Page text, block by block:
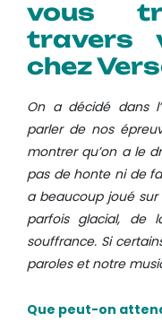
vous
travers
chez
On a décidé dans
parler de nos
montrer qu’on a le
pas de honte ni de
a beaucoup joué
parfois glacial, de
souffrance. Si
paroles et notre
Que peut-on